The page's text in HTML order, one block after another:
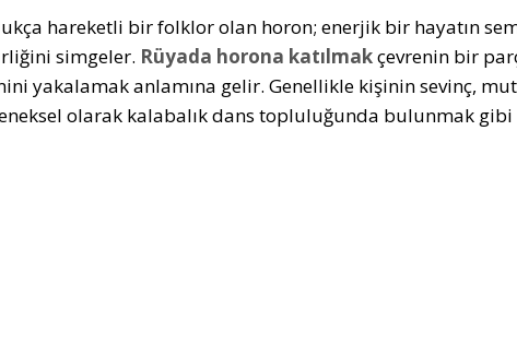
hareketli bir folklor olan horon; enerjik bir hayatın
simgeler. Rüyada horona katılmakçevrenin bir
yakalamak anlamına gelir. Genellikle kişinin sevinç,
olarak kalabalık dans topluluğunda bulunmak